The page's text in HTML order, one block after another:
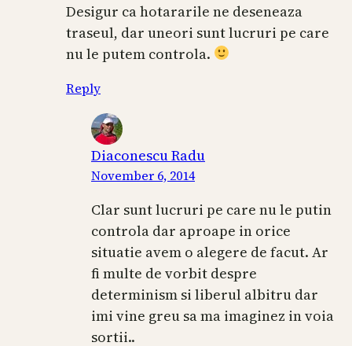
Desigur ca hotararile ne deseneaza
traseul, dar uneori sunt lucruri pe care
nu le putem controla.
Reply
Diaconescu Radu
November 6, 2014
Clar sunt lucruri pe care nu le putin
controla dar aproape in orice
situatie avem o alegere de facut. Ar
fi multe de vorbit despre
determinism si liberul albitru dar
imi vine greu sa ma imaginez in voia
sortii..